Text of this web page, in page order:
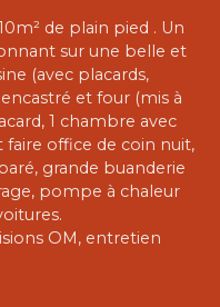
de plain pied . Un
sur une belle et
(avec placards,
et four (mis à
1 chambre avec
faire office de coin nuit,
grande buanderie
pompe à chaleur
OM, entretien